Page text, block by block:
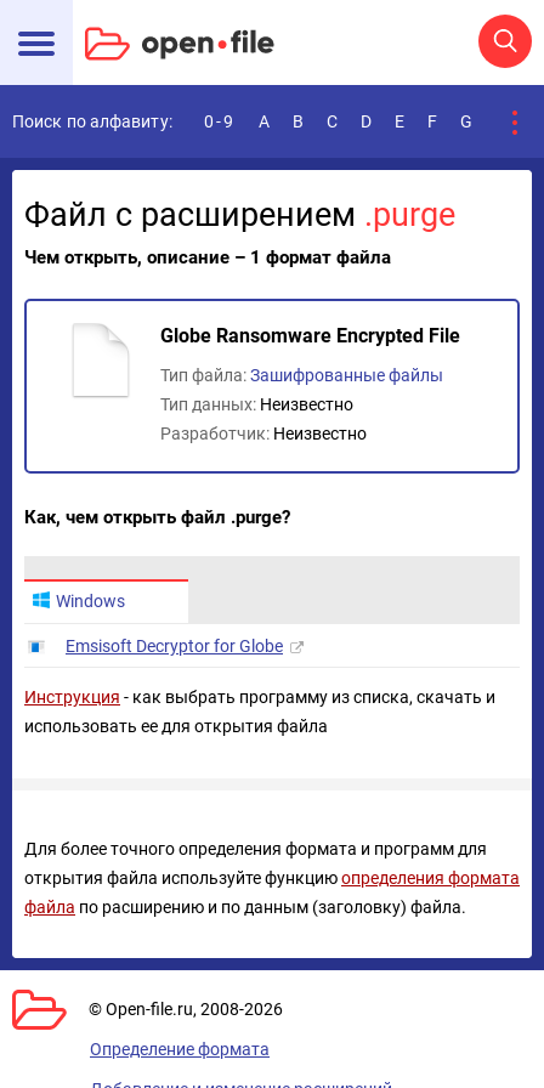
Поиск по алфавиту: 0-9 A B C D E F G
Файл с расширением .purge
Чем открыть, описание – 1 формат файла
Globe Ransomware Encrypted File
Тип файла:Зашифрованные файлы
Тип данных: Неизвестно
Разработчик: Неизвестно
Как, чем открыть файл .purge?
Windows
Emsisoft Decryptor for Globe
Инструкция - как выбрать программу из списка, скачать и
использовать ее для открытия файла
Для более точного определения формата и программ для
открытия файла используйте функциюопределения формата
файла по расширению и по данным (заголовку) файла.
© Open-file.ru, 2008-2026
Определение формата